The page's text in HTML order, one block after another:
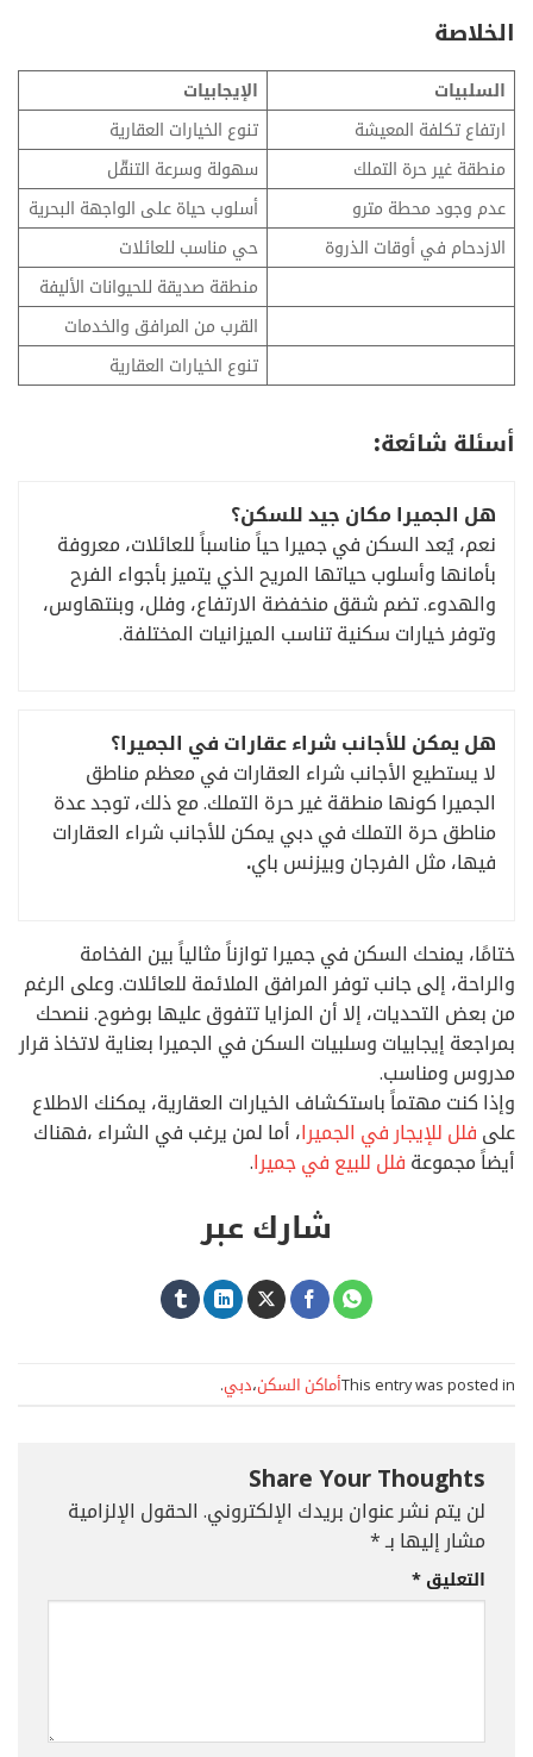
الخلاصة
السلبيات
الإيجابيات
ارتفاع تكلفة المعيشة
تنوع الخيارات العقارية
منطقة غير حرة التملك
سهولة وسرعة التنقّل
عدم وجود محطة مترو
أسلوب حياة على الواجهة البحرية
الازدحام في أوقات الذروة
حي مناسب للعائلات
منطقة صديقة للحيوانات الأليفة
القرب من المرافق والخدمات
تنوع الخيارات العقارية
أسئلة شائعة:
هل الجميرا مكان جيد للسكن؟
نعم، يُعد السكن في جميرا حياً مناسباً للعائلات، معروفة
بأمانها وأسلوب حياتها المريح الذي يتميز بأجواء الفرح
والهدوء. تضم شقق منخفضة الارتفاع، وفلل، وبنتهاوس،
وتوفر خيارات سكنية تناسب الميزانيات المختلفة.
هل يمكن للأجانب شراء عقارات في الجميرا؟
لا يستطيع الأجانب شراء العقارات في معظم مناطق
الجميرا كونها منطقة غير حرة التملك. مع ذلك، توجد عدة
مناطق حرة التملك في دبي يمكن للأجانب شراء العقارات
فيها، مثل الفرجان وبيزنس باي.
ختامًا، يمنحك السكن في جميرا توازناً مثالياً بين الفخامة
والراحة، إلى جانب توفر المرافق الملائمة للعائلات. وعلى الرغم
من بعض التحديات، إلا أن المزايا تتفوق عليها بوضوح. ننصحك
بمراجعة إيجابيات وسلبيات السكن في الجميرا بعناية لاتخاذ قرار
مدروس ومناسب.
وإذا كنت مهتماً باستكشاف الخيارات العقارية، يمكنك الاطلاع
علىفلل للإيجار في الجميرا، أما لمن يرغب في الشراء ،فهناك
أيضاً مجموعةفلل للبيع في جميرا
شارك عبر
This entry was posted inأماكن السكن،دبي.
Share Your Thoughts
لن يتم نشر عنوان بريدك الإلكتروني. الحقول الإلزامية
مشار إليها بـ*
التعليق*